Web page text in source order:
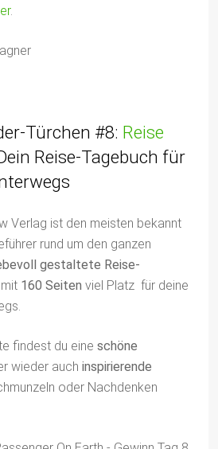
.
Türchen #8: Reise
Reise-Tagebuch für
Verlag ist den meisten bekannt
rund um den ganzen
gestaltete Reise-
160 Seiten viel Platz für deine
findest du eine schöne
wieder auch inspirierende
oder Nachdenken